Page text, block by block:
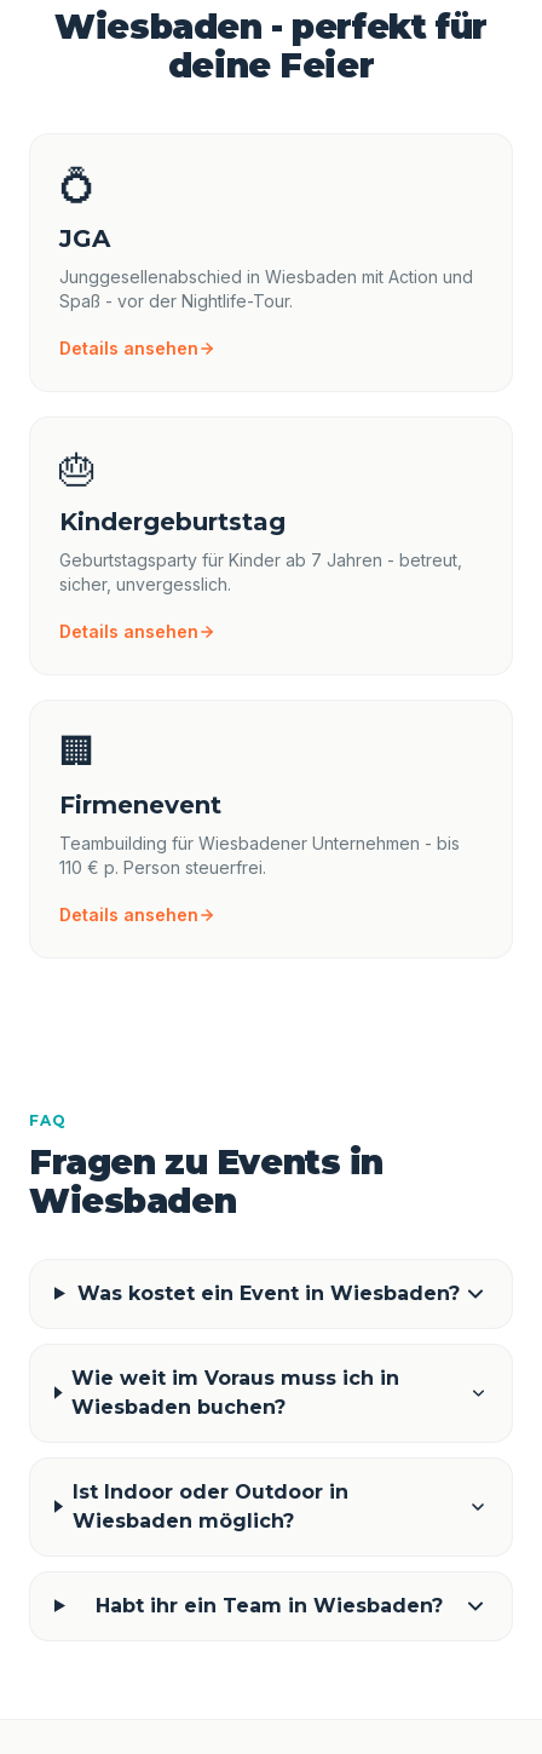
Wiesbaden - perfekt für
deine Feier
💍
JGA
Junggesellenabschied in Wiesbaden mit Action und
Spaß - vor der Nightlife-Tour.
Details ansehen
🎂
Kindergeburtstag
Geburtstagsparty für Kinder ab 7 Jahren - betreut,
sicher, unvergesslich.
Details ansehen
🏢
Firmenevent
Teambuilding für Wiesbadener Unternehmen - bis
110 € p. Person steuerfrei.
Details ansehen
FAQ
Fragen zu Events in
Wiesbaden
Was kostet ein Event in Wiesbaden?
Wie weit im Voraus muss ich in
Wiesbaden buchen?
Ist Indoor oder Outdoor in
Wiesbaden möglich?
Habt ihr ein Team in Wiesbaden?